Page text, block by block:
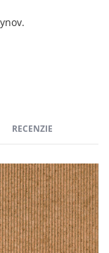
RECENZIE